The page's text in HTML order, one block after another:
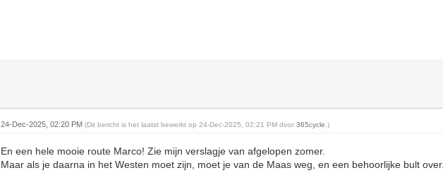
24-Dec-2025, 02:20 PM(Dit bericht is het laatst bewerkt op 24-Dec-2025, 02:21 PM door365cycle .)
En een hele mooie route Marco! Zie mijn verslagje van afgelopen zomer.
Maar als je daarna in het Westen moet zijn, moet je van de Maas weg, en een behoorlijke bult over.